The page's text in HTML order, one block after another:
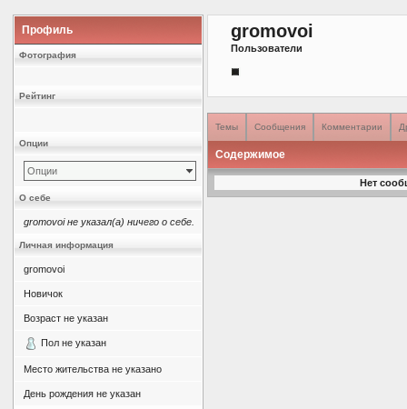
Профиль
Фотография
Рейтинг
Опции
Опции
О себе
gromovoi не указал(а) ничего о себе.
Личная информация
gromovoi
Новичок
Возраст не указан
Пол не указан
Место жительства не указано
День рождения не указан
gromovoi
Пользователи
Темы Сообщения Комментарии
Содержимое
Нет